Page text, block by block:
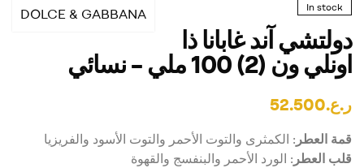
DOLCE & GABBANA In stock
دولتشي آند غابانا ذا
اونلي ون (2) 100 ملي – نسائي
ر.ع.52.500
قمة العطر : الكمثرى والتوت الأحمر والتوت الأسود والفريزيا
قلب العطر : الورد الأحمر والبنفسج والقهوة